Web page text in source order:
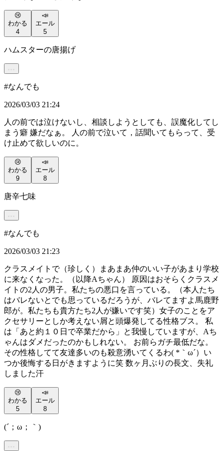
😢
わかる
4
📣
エール
5
ハムスターの唐揚げ
#なんでも
2026/03/03 21:24
人の前では泣けないし、相談しようとしても、誤魔化してし
まう癖 嫌だなぁ。 人の前で泣いて，話聞いてもらって、受
け止めて欲しいのに。
😢
わかる
9
📣
エール
8
唐辛七味
#なんでも
2026/03/03 21:23
クラスメイトで（珍しく）まあまあ仲のいい子があまり学校
に来なくなった。（以降Aちゃん） 原因はおそらくクラスメ
イトの2人の男子。私たちの悪口を言っている。（本人たち
はバレないとでも思っているだろうが、バレてますよ馬鹿野
郎が。私たちも貴方たち2人が嫌いです笑）女子のことをア
クセサリーとしか考えない屑と頭爆発してる性格ブス。 私
は「あと約１０日で卒業だから」と我慢していますが、Aち
ゃんはダメだったのかもしれない。 お前らガチ最低だな。
その性格してて友達多いのも殺意湧いてくるわ( *｀ω´）い
つか後悔する日がきますように笑 数ヶ月ぶりの長文、失礼
しました汗
😢
わかる
5
📣
エール
8
(´；ω；｀)